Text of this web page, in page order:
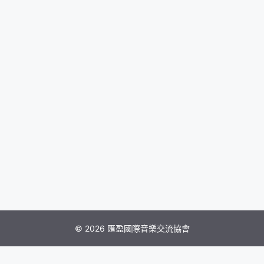
© 2026 匯盈國際音樂交流協會